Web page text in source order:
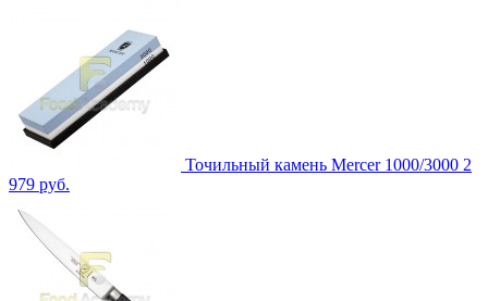
Точильный камень Mercer 1000/3000 2
979 руб.